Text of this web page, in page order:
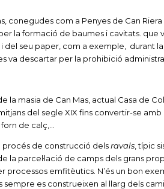
conegudes com a Penyes de Can
la formació de baumes i cavitats. que
seu paper, com a exemple, durant la
va descartar per la prohibició
la masia de Can Mas, actual Casa de
del segle XIX fins convertir-se amb
de calç,…
procés de construcció delsravals , típic
la parcel·lació de camps dels grans
processos emfitèutics. N’és un bon
sempre es construeixen al llarg dels